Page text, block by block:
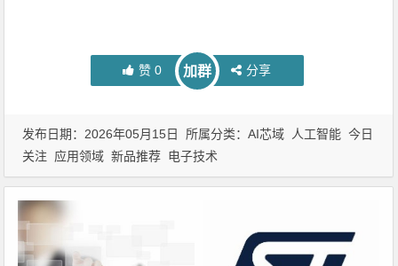
赞 0 加群 分享
发布日期：2026年05月15日 所属分类：AI芯域 人工智能 今日
关注
应用领域 新品推荐 电子技术